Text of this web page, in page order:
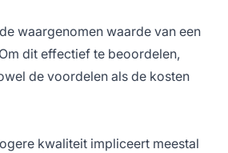
waargenomen waarde van een
dit effectief te beoordelen,
de voordelen als de kosten
kwaliteit impliceert meestal